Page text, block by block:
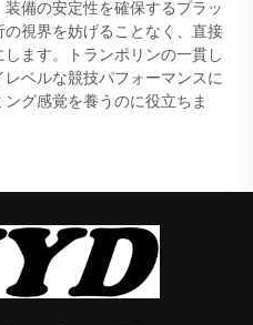
備の安定性を確保するプラッ
の視界を妨げることなく、直接
ます。トランポリンの一貫し
ベルな競技パフォーマンスに
グ感覚を養うのに役立ちま